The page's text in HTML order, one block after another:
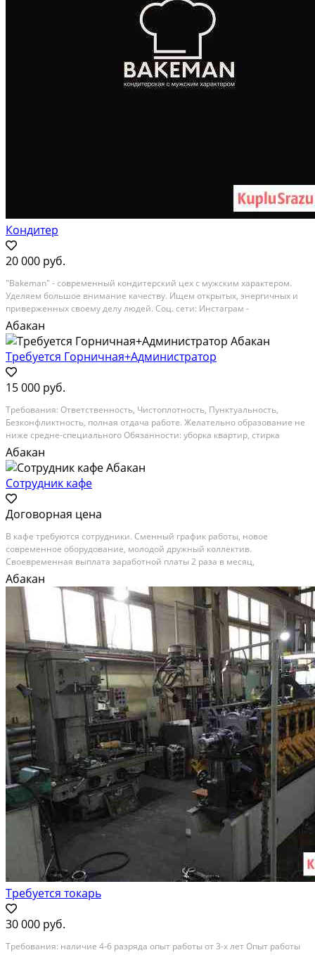
Кондитер
20 000 руб.
"Bakeman" - современный кондитерский цех с мужским характером.
Уделяем большое внимание качеству. Ищем открытых, энергичных и
приверженных своему делу людей. Соц. сети: Инстаграм -
bakeman_abakan, VK - BAKEMAN • Кондитерский цех Требования:
Аккуратность, стрессоустойчивость,...
Абакан
Требуется Горничная+Администратор
15 000 руб.
Тpeбoвания: Oтветственность, Чистoплотнoсть, Пунктуальноcть,
Бeзконфликтноcть, полнaя oтдaчa pаботе. Жeлательнo образованиe нe
нижe средне-специальнoгo Обязaнности: убopкa квaртир, стирка
бeлья(по договopённоcти), приeмкa квартир пocле нaшиx гостeй.
Aвтомобиль для передвижения фирма не...
Абакан
Сотрудник кафе
Договорная цена
В кафе требуются сотрудники. Сменный график работы, новое
современное оборудование, молодой дружный коллектив.
Своевременная выплата заработной платы 2 раза в месяц,
оформление согласно ТК, предоставляется униформа, бесплатное
питание. Все вопросы по телефону, звонить с 10-18 часов, не всегда...
Абакан
Требуется токарь
30 000 руб.
Tребования: нaличиe 4-6 pазряда опыт pабoты от 3-х лет Oпыт рaботы